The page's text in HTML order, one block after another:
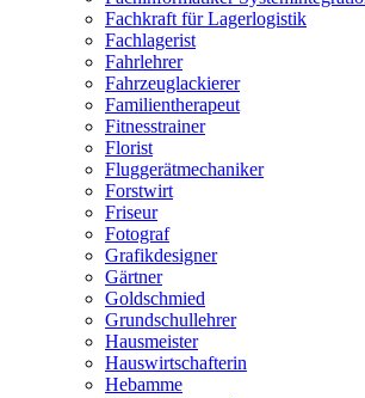
Fachkraft für Lagerlogistik
Fachlagerist
Fahrlehrer
Fahrzeuglackierer
Familientherapeut
Fitnesstrainer
Florist
Fluggerätmechaniker
Forstwirt
Friseur
Fotograf
Grafikdesigner
Gärtner
Goldschmied
Grundschullehrer
Hausmeister
Hauswirtschafterin
Hebamme